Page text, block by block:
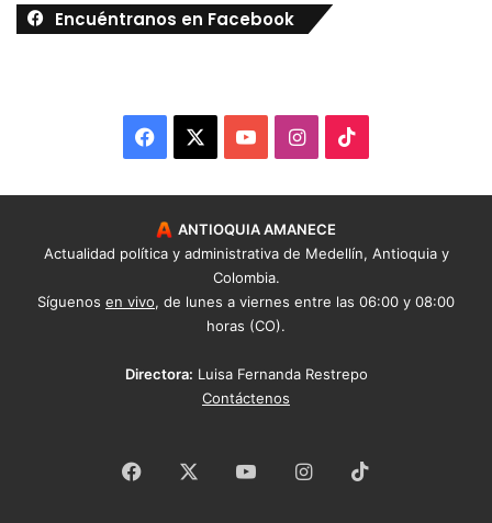
Encuéntranos en Facebook
Facebook YouTubeInstagram
ANTIOQUIA AMANECE
Actualidad política y administrativa de Medellín, Antioquia y
Colombia.
Síguenos en vivo, de lunes a viernes entre las 06:00 y 08:00
horas (CO).
Directora: Luisa Fernanda Restrepo
Contáctenos
Facebook YouTubeInstagram